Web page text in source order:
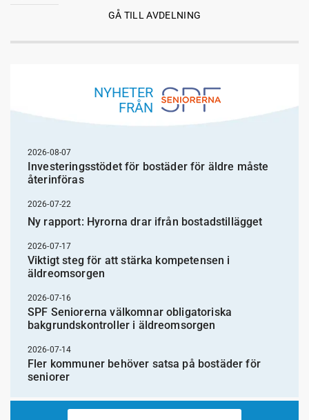
GÅ TILL AVDELNING
NYHETER
FRÅN
2026-08-07
Investeringsstödet för bostäder för äldre måste
återinföras
2026-07-22
Ny rapport: Hyrorna drar ifrån bostadstillägget
2026-07-17
Viktigt steg för att stärka kompetensen i
äldreomsorgen
2026-07-16
SPF Seniorerna välkomnar obligatoriska
bakgrundskontroller i äldreomsorgen
2026-07-14
Fler kommuner behöver satsa på bostäder för
seniorer